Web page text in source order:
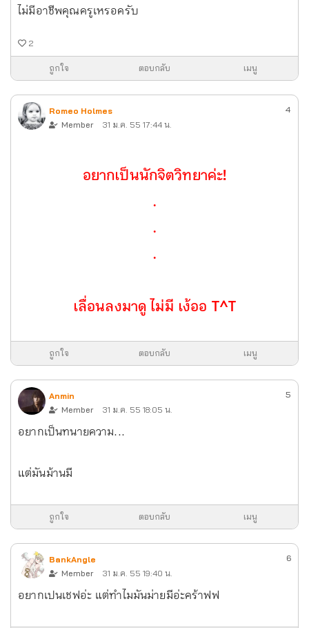
ไม่มีอาชีพคุณครูเหรอครับ
2
ถูกใจ ตอบกลับ เมนู
Romeo Holmes
Member
31 ม.ค. 55 17:44 น.
4
อยากเป็นนักจิตวิทยาค่ะ!
.
.
.
เลื่อนลงมาดู ไม่มี เง้ออ T^T
ถูกใจ ตอบกลับ เมนู
Anmin
Member
31 ม.ค. 55 18:05 น.
5
อยากเป็นทนายความ...
แต่มันม้านมี
ถูกใจ ตอบกลับ เมนู
BankAngle
Member
31 ม.ค. 55 19:40 น.
6
อยากเปนเชฟอ่ะ แต่ทำไมมันม่ายมีอ่ะคร้าฟฟ